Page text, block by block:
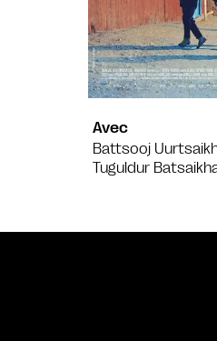
Avec
Battsooj
Tuguldur